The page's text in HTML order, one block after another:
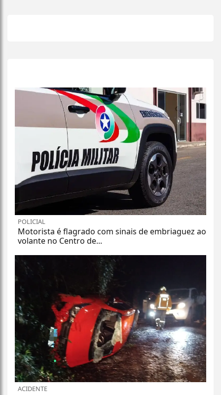
POLICIAL
Motorista é flagrado com sinais de embriaguez ao
volante no Centro de...
ACIDENTE